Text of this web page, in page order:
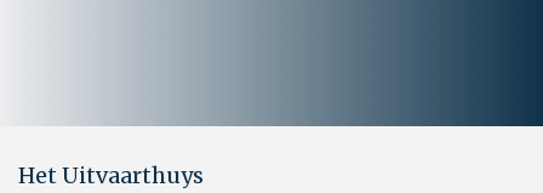
Het Uitvaarthuys